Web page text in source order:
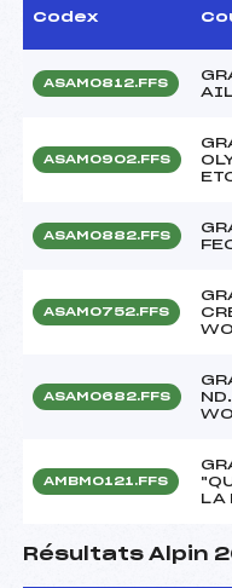
Codex
ASAM0812.FFS
ASAM0902.FFS
ASAM0882.FFS
ASAM0752.FFS
ASAM0682.FFS
AMBM0121.FFS
LA
Résultats Alpin